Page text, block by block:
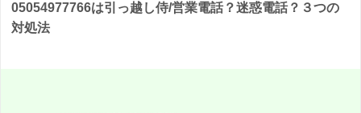
05054977766は引っ越し侍/営業電話？迷惑電話？３つの
対処法